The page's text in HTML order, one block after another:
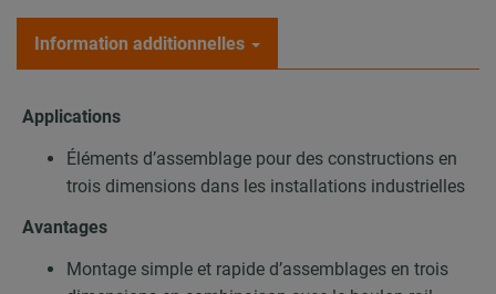
Information additionnelles
Applications
Éléments d’assemblage pour des constructions en
trois dimensions dans les installations industrielles
Avantages
Montage simple et rapide d’assemblages en trois